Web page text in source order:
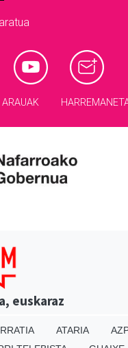
ARAUAK
euskaraz
ATARIA